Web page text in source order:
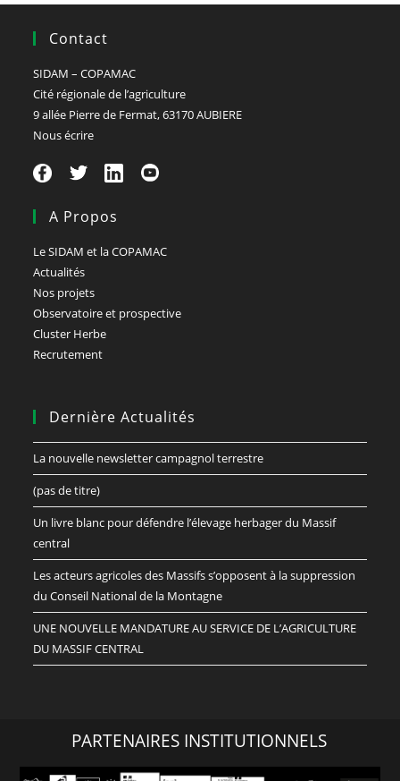
Contact
SIDAM – COPAMAC
Cité régionale de l’agriculture
9 allée Pierre de Fermat, 63170 AUBIERE
Nous écrire
A Propos
Le SIDAM et la COPAMAC
Actualités
Nos projets
Observatoire et prospective
Cluster Herbe
Recrutement
Dernière Actualités
La nouvelle newsletter campagnol terrestre
(pas de titre)
Un livre blanc pour défendre l’élevage herbager du Massif
central
Les acteurs agricoles des Massifs s’opposent à la suppression
du Conseil National de la Montagne
UNE NOUVELLE MANDATURE AU SERVICE DE L’AGRICULTURE
DU MASSIF CENTRAL
PARTENAIRES INSTITUTIONNELS